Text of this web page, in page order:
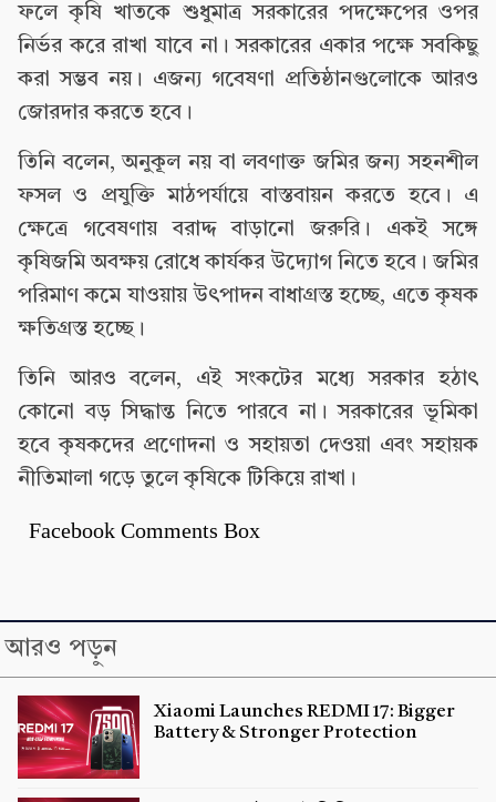
ফলে কৃষি খাতকে শুধুমাত্র সরকারের পদক্ষেপের ওপর
নির্ভর করে রাখা যাবে না। সরকারের একার পক্ষে সবকিছু
করা সম্ভব নয়। এজন্য গবেষণা প্রতিষ্ঠানগুলোকে আরও
জোরদার করতে হবে।
তিনি বলেন, অনুকূল নয় বা লবণাক্ত জমির জন্য সহনশীল
ফসল ও প্রযুক্তি মাঠপর্যায়ে বাস্তবায়ন করতে হবে। এ
ক্ষেত্রে গবেষণায় বরাদ্দ বাড়ানো জরুরি। একই সঙ্গে
কৃষিজমি অবক্ষয় রোধে কার্যকর উদ্যোগ নিতে হবে। জমির
পরিমাণ কমে যাওয়ায় উৎপাদন বাধাগ্রস্ত হচ্ছে, এতে কৃষক
ক্ষতিগ্রস্ত হচ্ছে।
তিনি আরও বলেন, এই সংকটের মধ্যে সরকার হঠাৎ
কোনো বড় সিদ্ধান্ত নিতে পারবে না। সরকারের ভূমিকা
হবে কৃষকদের প্রণোদনা ও সহায়তা দেওয়া এবং সহায়ক
নীতিমালা গড়ে তুলে কৃষিকে টিকিয়ে রাখা।
Facebook Comments Box
আরও পড়ুন
Xiaomi Launches REDMI 17: Bigger
Battery & Stronger Protection